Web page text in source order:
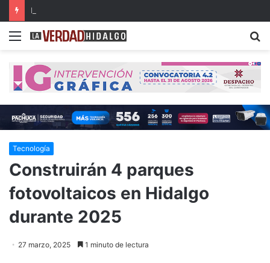
Menu
Tecnología
Construirán 4 parques
fotovoltaicos en Hidalgo
durante 2025
27 marzo, 2025 1 minuto de lectura